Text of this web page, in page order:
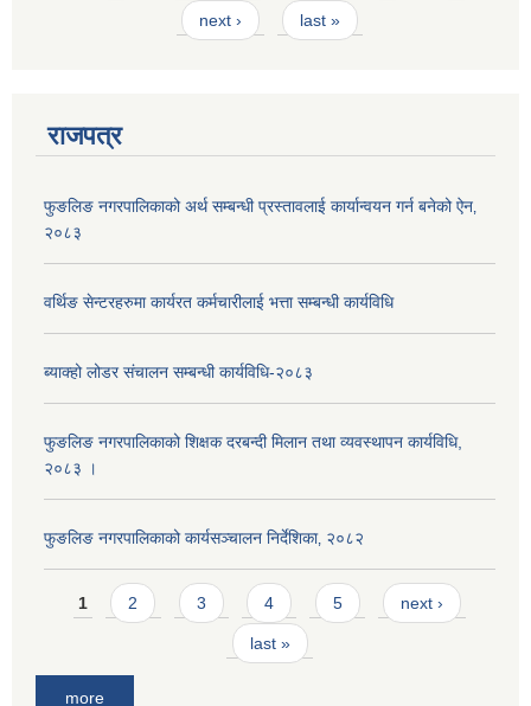
next › last »
राजपत्र
फुङलिङ नगरपालिकाको अर्थ सम्बन्धी प्रस्तावलाई कार्यान्वयन गर्न बनेको ऐन‚
२०८३
वर्थिङ सेन्टरहरुमा कार्यरत कर्मचारीलाई भत्ता सम्बन्धी कार्यविधि
ब्याक्हो लोडर संचालन सम्बन्धी कार्यविधि-२०८३
फुङलिङ नगरपालिकाको शिक्षक दरबन्दी मिलान तथा व्यवस्थापन कार्यविधि,
२०८३ ।
फुङलिङ नगरपालिकाको कार्यसञ्चालन निर्देशिका‚ २०८२
Pages
1 2 3 4 5 next ›
last »
more